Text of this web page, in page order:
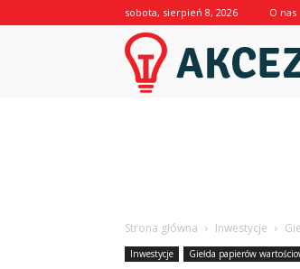
sobota, sierpień 8, 2026 O nas
Strona główna Inwestycje
Inwestycje Giełda papierów